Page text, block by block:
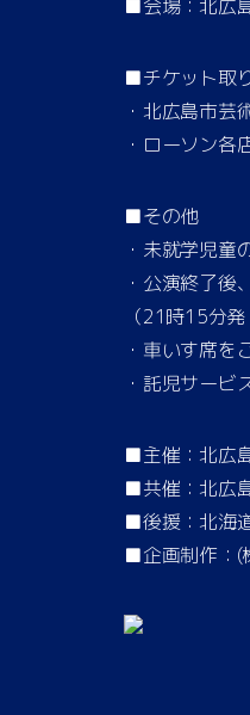
■会場：北広
■チケット取
・北広島市芸
・ローソン各店
■その他
・未就学児童
・公演終了後
（21時15分
・車いす席を
・託児サービ
■主催：北広
■共催：北広
■後援：北海
■企画制作：(